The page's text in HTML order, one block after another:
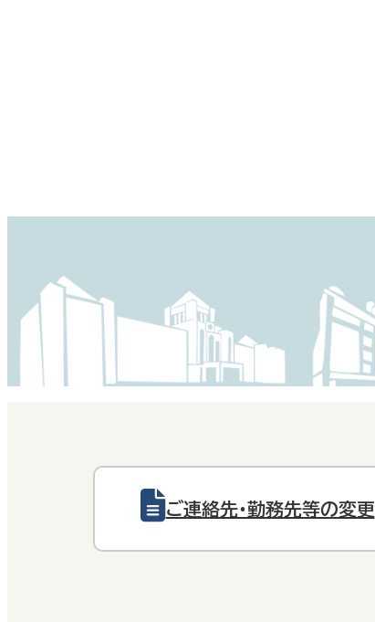
ご連絡先・勤務先等の変更